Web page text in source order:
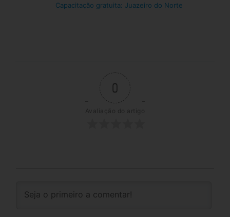
Capacitação gratuita: Juazeiro do Norte
0
Avaliação do artigo